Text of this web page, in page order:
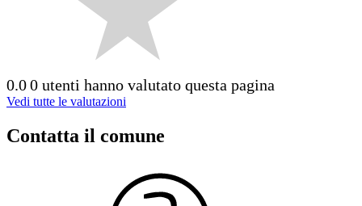
0.00 utenti hanno valutato questa pagina
Vedi tutte le valutazioni
Contatta il comune